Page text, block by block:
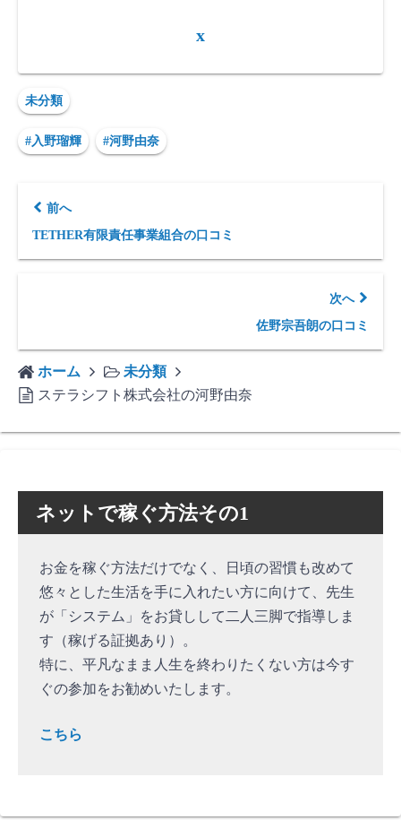
x
未分類
#入野瑠輝 #河野由奈
前へ
TETHER有限責任事業組合の口コミ
次へ
佐野宗吾朗の口コミ
ホーム
未分類
ステラシフト株式会社の河野由奈
ネットで稼ぐ方法その1
お金を稼ぐ方法だけでなく、日頃の習慣も改めて
悠々とした生活を手に入れたい方に向けて、先生
が「システム」をお貸しして二人三脚で指導しま
す（稼げる証拠あり）。
特に、平凡なまま人生を終わりたくない方は今す
ぐの参加をお勧めいたします。
こちら